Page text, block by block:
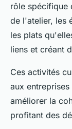
rôle spécifique
de l'atelier, les
les plats
liens et créant
Ces activités
aux
améliorer la
profitant des